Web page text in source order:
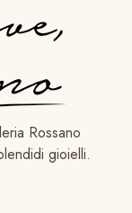
Rossano
gioielli.